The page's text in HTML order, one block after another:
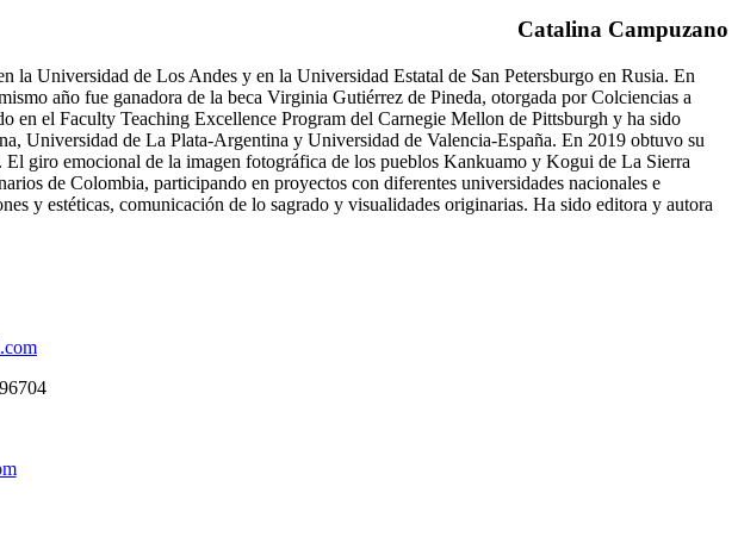
Catalina Campuzano
Universidad de Los Andes y en la Universidad Estatal de San Petersburgo en Rusia. En
año fue ganadora de la beca Virginia Gutiérrez de Pineda, otorgada por Colciencias a
en el Faculty Teaching Excellence Program del Carnegie Mellon de Pittsburgh y ha sido
Universidad de La Plata-Argentina y Universidad de Valencia-España. En 2019 obtuvo su
giro emocional de la imagen fotográfica de los pueblos Kankuamo y Kogui de La Sierra
de Colombia, participando en proyectos con diferentes universidades nacionales e
y estéticas, comunicación de lo sagrado y visualidades originarias. Ha sido editora y autora